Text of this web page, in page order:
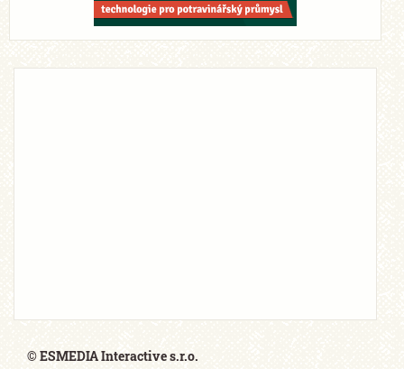
© ESMEDIA Interactive s.r.o.